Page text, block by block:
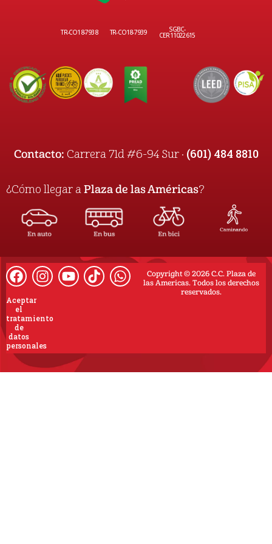
TR-CO18-7938 TR-CO18-7939 SGBC-
CER11022615
Contacto: Carrera 71d #6-94 Sur · (601) 484 8810
¿Cómo llegar a Plaza de las Américas?
Copyright © 2026 C.C. Plaza de
las Americas. Todos los derechos
reservados.
Aceptar
el
tratamiento
de
datos
personales